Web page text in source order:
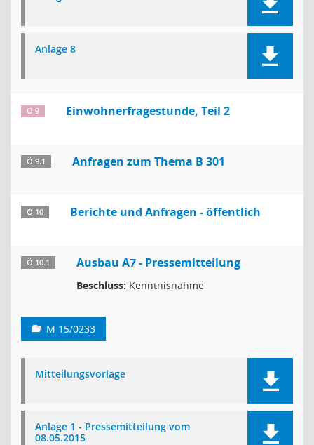
Anlage 8
Ö 9 Einwohnerfragestunde, Teil 2
Ö 9.1 Anfragen zum Thema B 301
Ö 10 Berichte und Anfragen - öffentlich
Ö 10.1 Ausbau A7 - Pressemitteilung
Beschluss: Kenntnisnahme
M 15/0233
Mitteilungsvorlage
Anlage 1 - Pressemitteilung vom
08.05.2015